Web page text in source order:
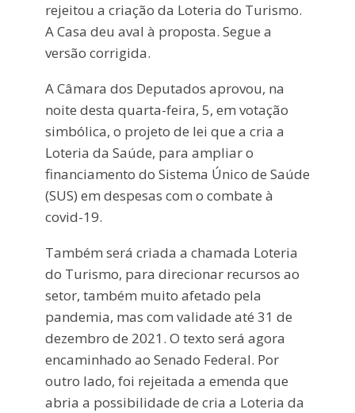
rejeitou a criação da Loteria do Turismo.
A Casa deu aval à proposta. Segue a
versão corrigida.
A Câmara dos Deputados aprovou, na
noite desta quarta-feira, 5, em votação
simbólica, o projeto de lei que a cria a
Loteria da Saúde, para ampliar o
financiamento do Sistema Único de Saúde
(SUS) em despesas com o combate à
covid-19.
Também será criada a chamada Loteria
do Turismo, para direcionar recursos ao
setor, também muito afetado pela
pandemia, mas com validade até 31 de
dezembro de 2021. O texto será agora
encaminhado ao Senado Federal. Por
outro lado, foi rejeitada a emenda que
abria a possibilidade de cria a Loteria da